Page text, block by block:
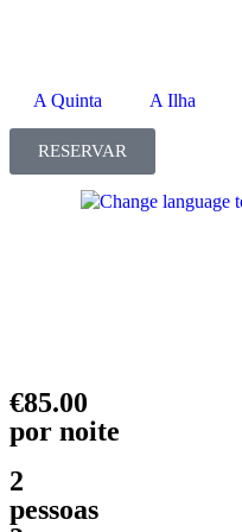
A Quinta A Ilha
RESERVAR
€85.00
por noite
2
pessoas